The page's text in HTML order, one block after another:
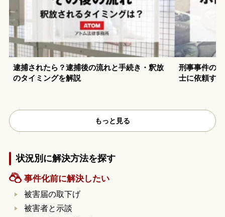
逮捕されたら？逮捕後の流れと手続き・釈放
のタイミングを解説
刑事事件の
士に依頼す
もっと見る
状況別に解決方法を探す
事件化前に解決したい
被害届の取下げ
被害者と示談